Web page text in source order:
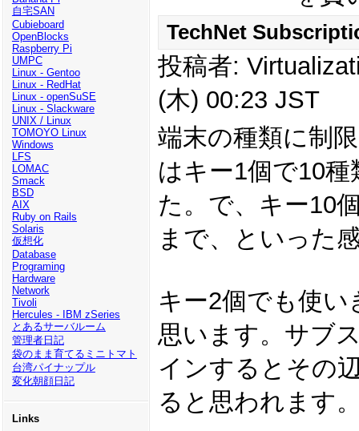
自宅SAN
Cubieboard
OpenBlocks
Raspberry Pi
UMPC
Linux - Gentoo
Linux - RedHat
Linux - openSuSE
Linux - Slackware
UNIX / Linux
TOMOYO Linux
Windows
LFS
LOMAC
Smack
BSD
AIX
Ruby on Rails
Solaris
仮想化
Database
Programing
Hardware
Network
Tivoli
Hercules - IBM zSeries
とあるサーバルーム
管理者日記
袋のまま育てるミニトマト
台湾パイナップル
変化朝顔日記
Links
TechNet
投稿者:
(木) 00:23 JST
端末の種類に制
はキー1個で10
た。で、キー10
まで、といった
キー2個でも使
思います。サブ
インするとその
ると思われます